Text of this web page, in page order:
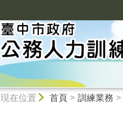
現在位置 首頁> 訓練業務 >